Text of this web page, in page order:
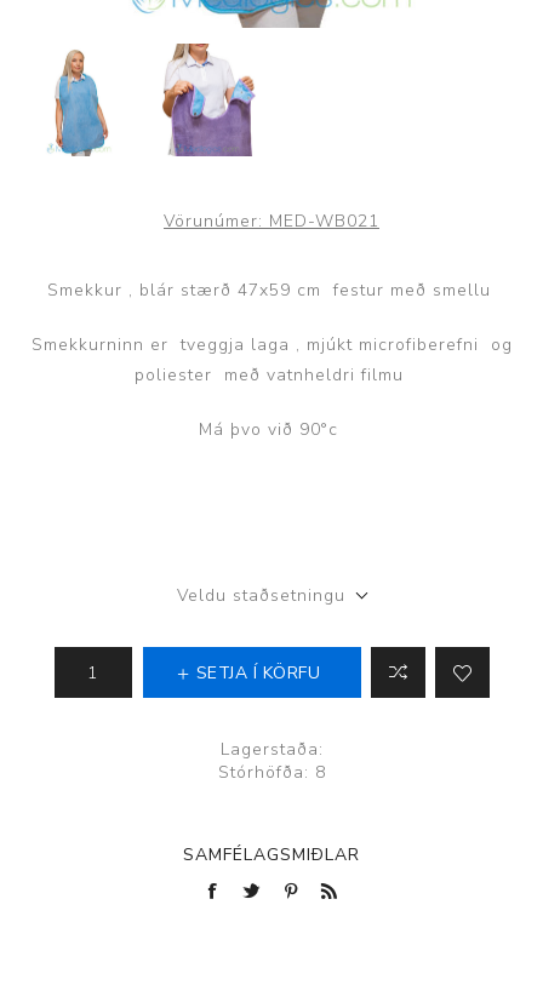
Vörunúmer: MED-WB021
Smekkur , blár stærð 47x59 cm festur með smellu
Smekkurninn er tveggja laga , mjúkt microfiberefni og
poliester með vatnheldri filmu
Má þvo við 90°c
Veldu staðsetningu
SETJA Í KÖRFU
Lagerstaða:
Stórhöfða: 8
SAMFÉLAGSMIÐLAR